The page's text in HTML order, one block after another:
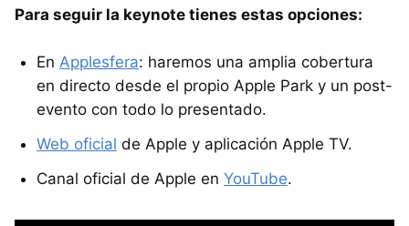
Para seguir la keynote tienes estas opciones:
En Applesfera: haremos una amplia cobertura
en directo desde el propio Apple Park y un post-
evento con todo lo presentado.
Web oficial de Apple y aplicación Apple TV.
Canal oficial de Apple en YouTube.